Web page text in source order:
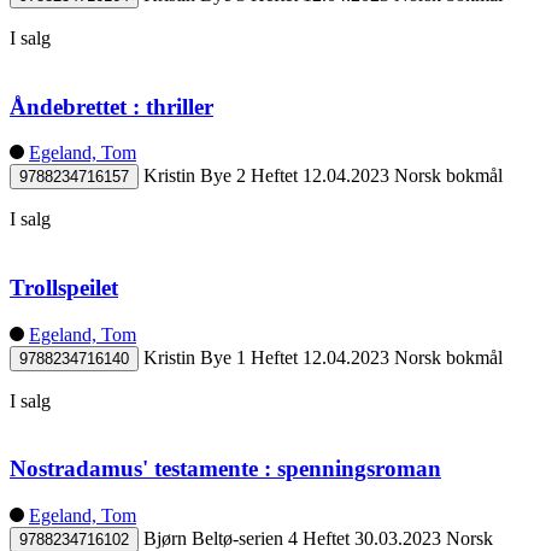
I salg
Åndebrettet : thriller
Egeland, Tom
9788234716157 Kristin Bye 2 Heftet 12.04.2023 Norsk bokmål
I salg
Trollspeilet
Egeland, Tom
9788234716140 Kristin Bye 1 Heftet 12.04.2023 Norsk bokmål
I salg
Nostradamus' testamente : spenningsroman
Egeland, Tom
9788234716102 Bjørn Beltø-serien 4 Heftet 30.03.2023 Norsk